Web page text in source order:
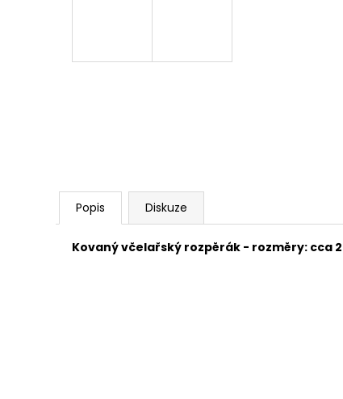
Popis Diskuze
Kovaný včelařský rozpěrák - rozměry: cca